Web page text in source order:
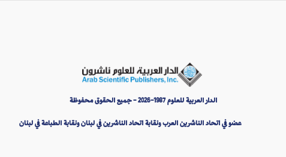
الدار العربية للعلوم 1987-2026 - جميع الحقوق محفوظة
عضو في اتحاد الناشرين العرب ونقابة اتحاد الناشرين في لبنان ونقابة الطباعة في لبنان